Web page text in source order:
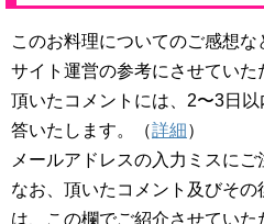
このお料理についてのご感想な
サイト運営の参考にさせていた
頂いたコメントには、2〜3日
答いたします。（詳細）
メールアドレスの入力ミスにご
なお、頂いたコメント及びその
は、この欄でご紹介させていた